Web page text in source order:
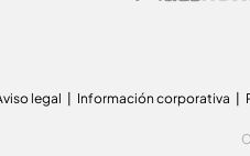
legal Información corporativa